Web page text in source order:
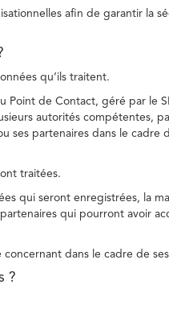
afin de garantir la
qu’ils traitent.
Point de Contact, géré par le
autorités compétentes,
ses partenaires dans le cadre
traitées.
qui seront enregistrées, la
qui pourront avoir
dans le cadre de ses
?